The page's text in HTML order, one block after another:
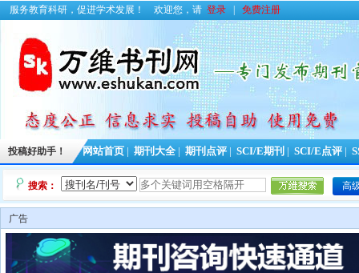
服务教育科研，促进学术发展！ 欢迎您，请 登录 免费注册
投稿好助手！ 网站首页 期刊大全 期刊点评 SCI/E期刊 SCI/E点评
搜索： 高
广告